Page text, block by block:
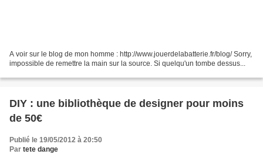
A voir sur le blog de mon homme : http://www.jouerdelabatterie.fr/blog/ Sorry,
impossible de remettre la main sur la source. Si quelqu'un tombe dessus...
DIY : une bibliothèque de designer pour moins
de 50€
Publié le 19/05/2012 à 20:50
Par tete dange